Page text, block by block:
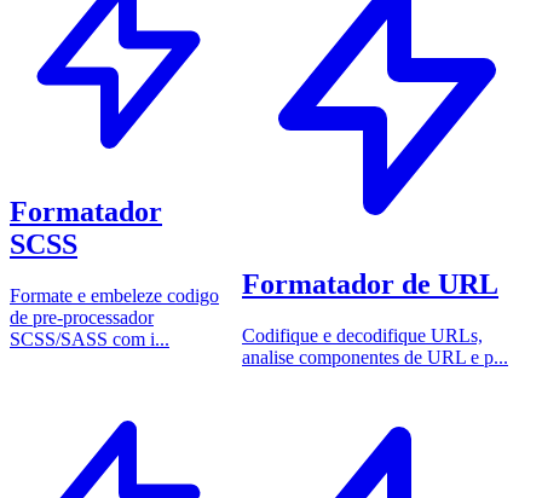
Formatador
SCSS
Formate e embeleze codigo
de pre-processador
SCSS/SASS com i...
Formatador de URL
Codifique e decodifique URLs,
analise componentes de URL e p...